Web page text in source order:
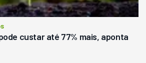
custar até 77% mais, aponta